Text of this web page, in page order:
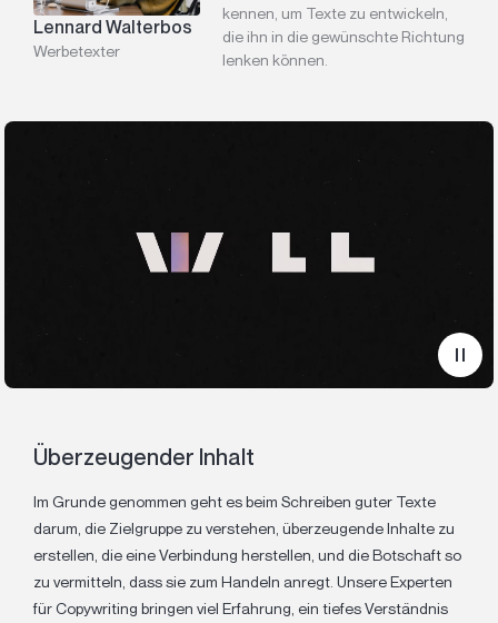
Lennard Walterbos
Werbetexter
kennen, um Texte zu entwickeln,
die ihn in die gewünschte Richtung
lenken können.
Überzeugender Inhalt
Im Grunde genommen geht es beim Schreiben guter Texte
darum, die Zielgruppe zu verstehen, überzeugende Inhalte zu
erstellen, die eine Verbindung herstellen, und die Botschaft so
zu vermitteln, dass sie zum Handeln anregt. Unsere Experten
für Copywriting bringen viel Erfahrung, ein tiefes Verständnis